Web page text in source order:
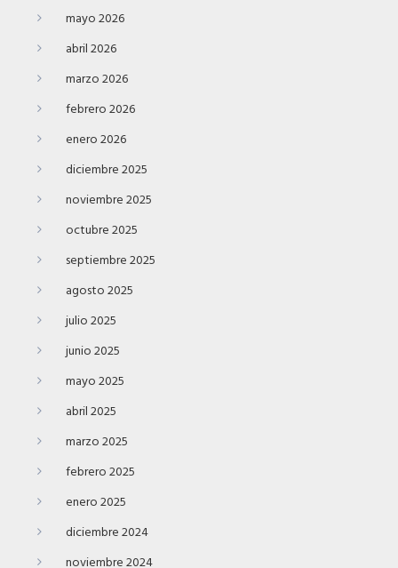
mayo 2026
abril 2026
marzo 2026
febrero 2026
enero 2026
diciembre 2025
noviembre 2025
octubre 2025
septiembre 2025
agosto 2025
julio 2025
junio 2025
mayo 2025
abril 2025
marzo 2025
febrero 2025
enero 2025
diciembre 2024
noviembre 2024